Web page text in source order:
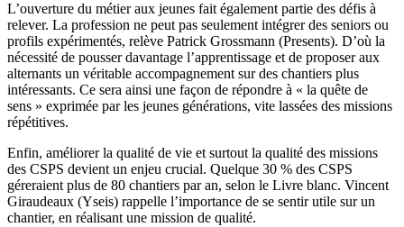
L’ouverture du métier aux jeunes fait également partie des défis à
relever. La profession ne peut pas seulement intégrer des seniors ou
profils expérimentés, relève Patrick Grossmann (Presents). D’où la
nécessité de pousser davantage l’apprentissage et de proposer aux
alternants un véritable accompagnement sur des chantiers plus
intéressants. Ce sera ainsi une façon de répondre à « la quête de
sens » exprimée par les jeunes générations, vite lassées des missions
répétitives.
Enfin, améliorer la qualité de vie et surtout la qualité des missions
des CSPS devient un enjeu crucial. Quelque 30 % des CSPS
géreraient plus de 80 chantiers par an, selon le Livre blanc. Vincent
Giraudeaux (Yseis) rappelle l’importance de se sentir utile sur un
chantier, en réalisant une mission de qualité.